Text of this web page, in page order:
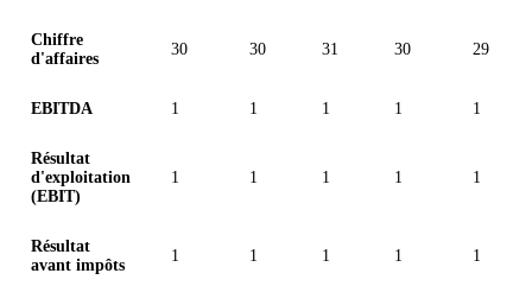
Chiffre
d'affaires
30 30 31 30 29
EBITDA 1 1 1 1 1
Résultat
d'exploitation
(EBIT)
1 1 1 1 1
Résultat
avant impôts
1 1 1 1 1